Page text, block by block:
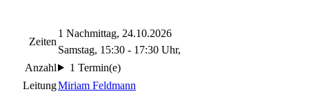
Zeiten
1 Nachmittag, 24.10.2026
Samstag, 15:30 - 17:30 Uhr,
Anzahl
1 Termin(e)
LeitungMiriam Feldmann